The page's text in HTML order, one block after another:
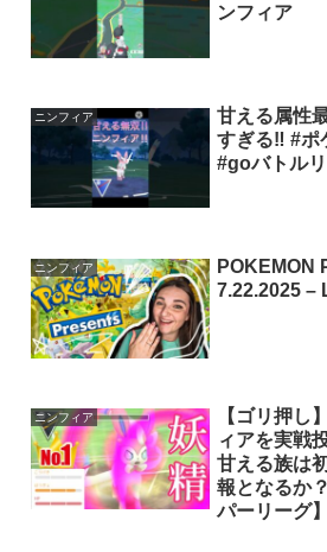
ンフィア
ニンフィア
甘える属性
すぎる‼︎ #ポ
#goバトル
ニンフィア
POKEMON
7.22.2025 –
ニンフィア
【ゴリ押し
ィアを実戦
甘える族は
報となるか
パーリーグ】